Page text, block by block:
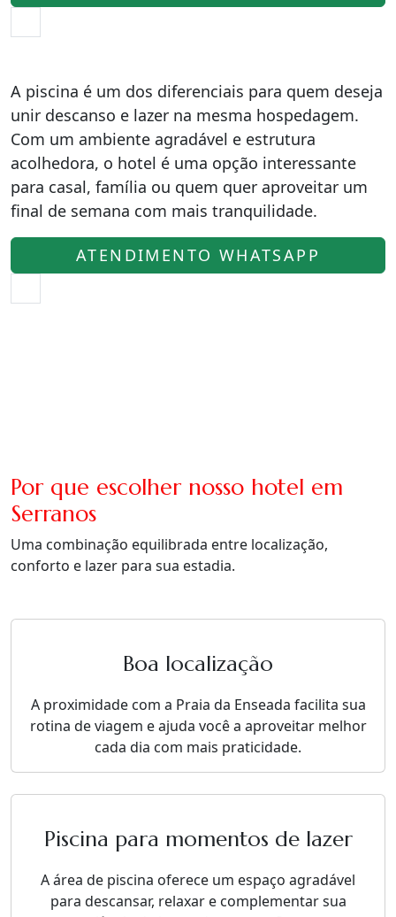
A piscina é um dos diferenciais para quem deseja
unir descanso e lazer na mesma hospedagem.
Com um ambiente agradável e estrutura
acolhedora, o hotel é uma opção interessante
para casal, família ou quem quer aproveitar um
final de semana com mais tranquilidade.
ATENDIMENTO WHATSAPP
Por que escolher nosso hotel em
Serranos
Uma combinação equilibrada entre localização,
conforto e lazer para sua estadia.
Boa localização
A proximidade com a Praia da Enseada facilita sua
rotina de viagem e ajuda você a aproveitar melhor
cada dia com mais praticidade.
Piscina para momentos de lazer
A área de piscina oferece um espaço agradável
para descansar, relaxar e complementar sua